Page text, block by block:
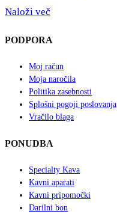
Naloži več
PODPORA
Moj račun
Moja naročila
Politika zasebnosti
Splošni pogoji poslovanja
Vračilo blaga
PONUDBA
Specialty Kava
Kavni aparati
Kavni pripomočki
Darilni bon